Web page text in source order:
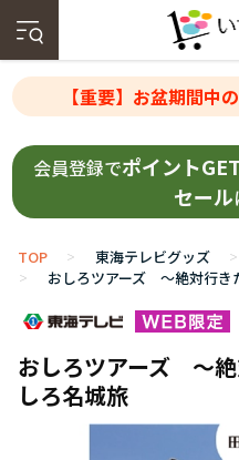
【重要】お盆期間中
会員登録でポイントGET
セール
TOP
>
東海テレビグッズ
>
おしろツアーズ ～絶対行き
おしろツアーズ ～
しろ名城旅